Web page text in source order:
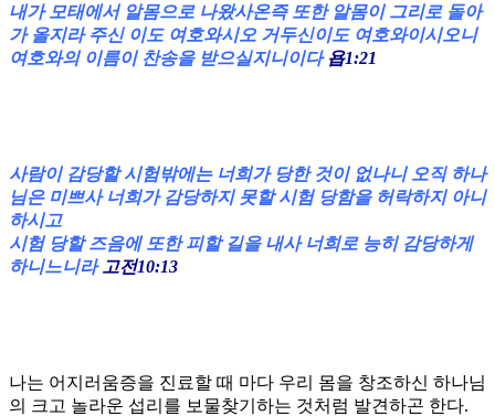
내가 모태에서 알몸으로 나왔사온즉 또한 알몸이 그리로 돌아
가 올지라 주신 이도 여호와시오 거두신이도 여호와이시오니
여호와의 이름이 찬송을 받으실지니이다 욥1:21
사람이 감당할 시험밖에는 너희가 당한 것이 없나니 오직 하나
님은 미쁘사 너희가 감당하지 못할 시험 당함을 허락하지 아니
하시고
시험 당할 즈음에 또한 피할 길을 내사 너희로 능히 감당하게
하니느니라 고전10:13
나는 어지러움증을 진료할 때 마다 우리 몸을 창조하신 하나님
의 크고 놀라운 섭리를 보물찾기하는 것처럼 발견하곤 한다.